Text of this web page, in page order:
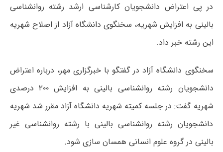
در پی اعتراض دانشجویان کارشناسی ارشد رشته روانشناسی
بالینی به افزایش شهریه، سخنگوی دانشگاه آزاد از اصلاح شهریه
این رشته خبر داد.
سخنگوی دانشگاه آزاد در گفتگو با خبرگزاری مهر، درباره اعتراض
دانشجویان رشته روانشناسی بالینی به افزایش ۲۰۰ درصدی
شهریه گفت: در جلسه کمیته شهریه دانشگاه آزاد مقرر شد شهریه
دانشجویان رشته روانشناسی بالینی با رشته روانشناسی غیر
بالینی در گروه علوم انسانی همسان سازی شود.